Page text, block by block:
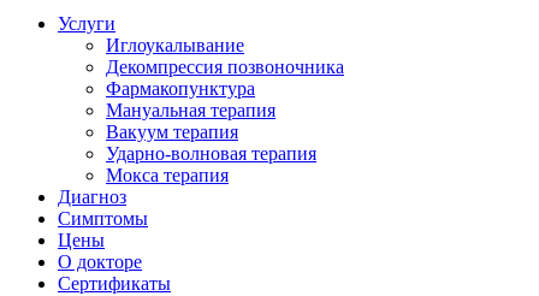
Услуги
Иглоукалывание
Декомпрессия позвоночника
Фармакопунктура
Мануальная терапия
Вакуум терапия
Ударно-волновая терапия
Мокса терапия
Диагноз
Симптомы
Цены
О докторе
Сертификаты